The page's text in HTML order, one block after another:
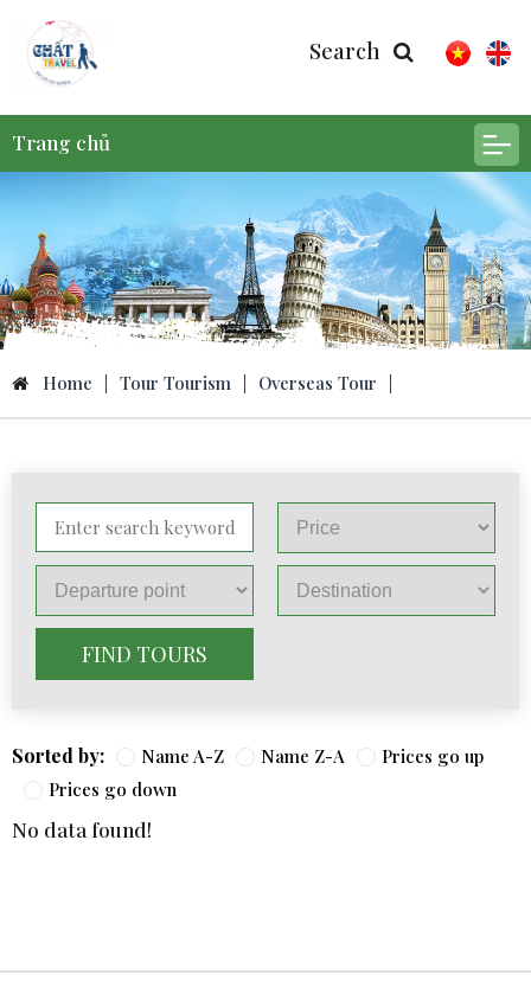
Search
Trang chủ
Home Tour Tourism Overseas Tour
FIND TOURS
Sorted by: Name A-Z Name Z-A
Prices go up
Prices go down
No data found!